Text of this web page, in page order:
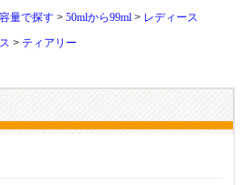
容量で探す 50mlから99ml
レディース
ティアリー